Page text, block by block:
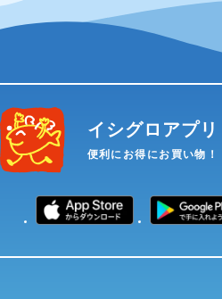
イシグロアプリ
便利にお得にお買い物！